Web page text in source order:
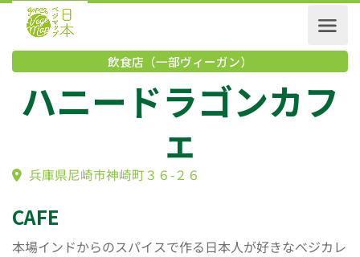
飲食店（一部ヴィーガン）
ハニードラゴンカ
ェ
CAFE
本場インドからのスパイスで作る日本人が好きなべジカレ